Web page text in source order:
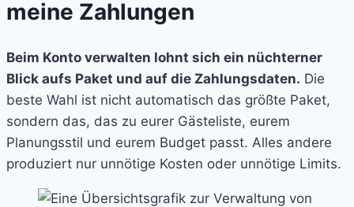
meine Zahlungen
Beim Konto verwalten lohnt sich ein nüchterner
Blick aufs Paket und auf die Zahlungsdaten. Die
beste Wahl ist nicht automatisch das größte Paket,
sondern das, das zu eurer Gästeliste, eurem
Planungsstil und eurem Budget passt. Alles andere
produziert nur unnötige Kosten oder unnötige Limits.